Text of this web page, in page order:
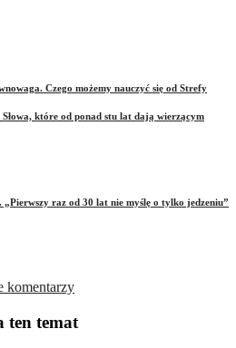
które od ponad stu lat dają wierzącym
Czego możemy nauczyć się od Strefy
„Pierwszy raz od 30 lat nie myślę o tylko jedzeniu”
komentarzy
ten temat